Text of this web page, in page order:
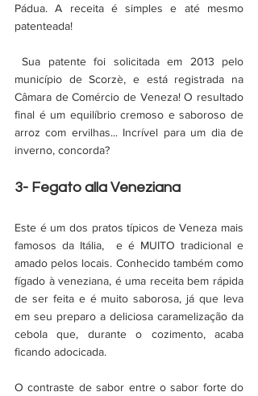
Pádua. A receita é simples e até mesmo
patenteada!
Sua patente foi solicitada em 2013 pelo
município de Scorzè, e está registrada na
Câmara de Comércio de Veneza! O resultado
final é um equilíbrio cremoso e saboroso de
arroz com ervilhas... Incrível para um dia de
inverno, concorda?
3- Fegato alla Veneziana
Este é um dos pratos típicos de Veneza mais
famosos da Itália,  e é MUITO tradicional e
amado pelos locais. Conhecido também como
fígado à veneziana, é uma receita bem rápida
de ser feita e é muito saborosa, já que leva
em seu preparo a deliciosa caramelização da
cebola que, durante o cozimento, acaba
ficando adocicada.
O contraste de sabor entre o sabor forte do